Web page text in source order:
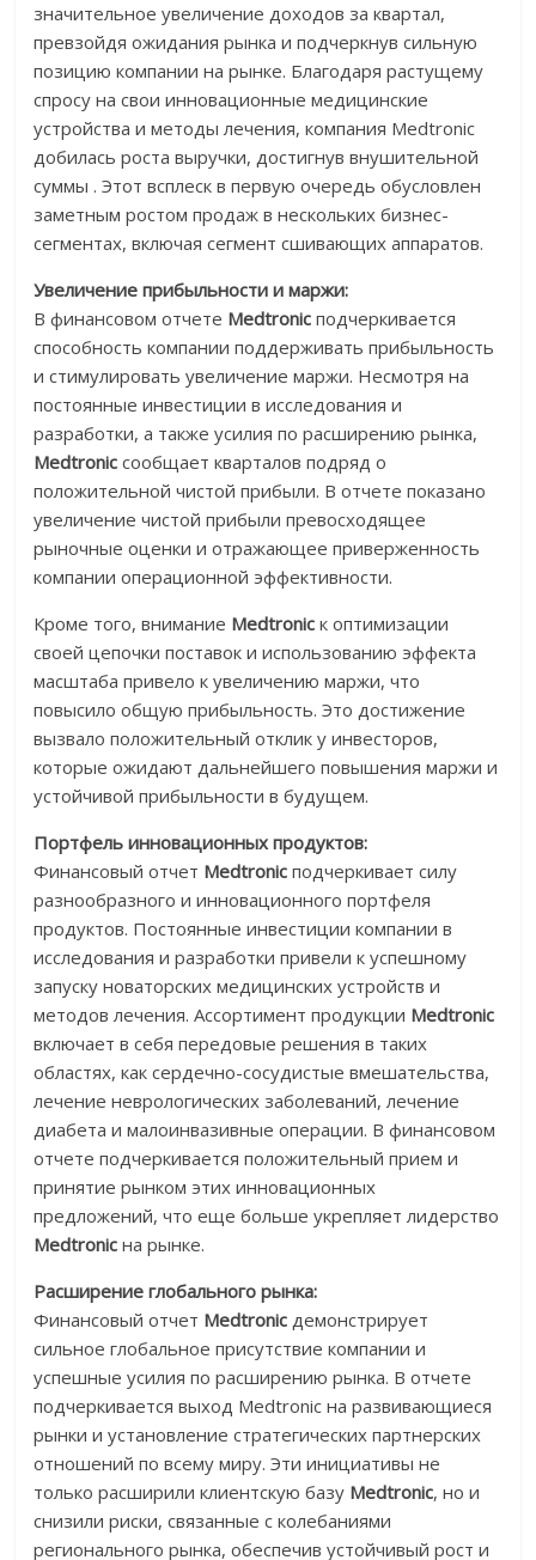
значительное увеличение доходов за квартал,
превзойдя ожидания рынка и подчеркнув сильную
позицию компании на рынке. Благодаря растущему
спросу на свои инновационные медицинские
устройства и методы лечения, компания Medtronic
добилась роста выручки, достигнув внушительной
суммы . Этот всплеск в первую очередь обусловлен
заметным ростом продаж в нескольких бизнес-
сегментах, включая сегмент сшивающих аппаратов.
Увеличение прибыльности и маржи:
В финансовом отчете Medtronic подчеркивается
способность компании поддерживать прибыльность
и стимулировать увеличение маржи. Несмотря на
постоянные инвестиции в исследования и
разработки, а также усилия по расширению рынка,
Medtronic сообщает кварталов подряд о
положительной чистой прибыли. В отчете показано
увеличение чистой прибыли превосходящее
рыночные оценки и отражающее приверженность
компании операционной эффективности.
Кроме того, внимание Medtronic к оптимизации
своей цепочки поставок и использованию эффекта
масштаба привело к увеличению маржи, что
повысило общую прибыльность. Это достижение
вызвало положительный отклик у инвесторов,
которые ожидают дальнейшего повышения маржи и
устойчивой прибыльности в будущем.
Портфель инновационных продуктов:
Финансовый отчет Medtronicподчеркивает силу
разнообразного и инновационного портфеля
продуктов. Постоянные инвестиции компании в
исследования и разработки привели к успешному
запуску новаторских медицинских устройств и
методов лечения. Ассортимент продукции Medtronic
включает в себя передовые решения в таких
областях, как сердечно-сосудистые вмешательства,
лечение неврологических заболеваний, лечение
диабета и малоинвазивные операции. В финансовом
отчете подчеркивается положительный прием и
принятие рынком этих инновационных
предложений, что еще больше укрепляет лидерство
Medtronic на рынке.
Расширение глобального рынка:
Финансовый отчет Medtronicдемонстрирует
сильное глобальное присутствие компании и
успешные усилия по расширению рынка. В отчете
подчеркивается выход Medtronic на развивающиеся
рынки и установление стратегических партнерских
отношений по всему миру. Эти инициативы не
только расширили клиентскую базу Medtronic, но и
снизили риски, связанные с колебаниями
регионального рынка, обеспечив устойчивый рост и